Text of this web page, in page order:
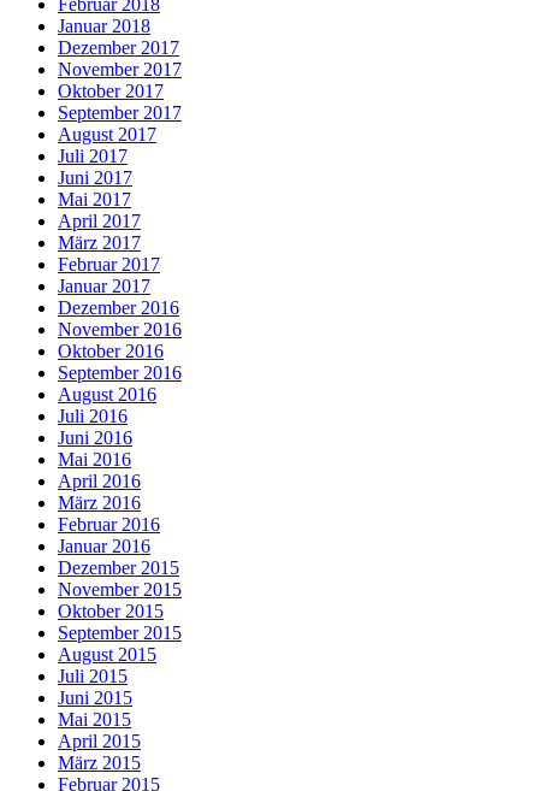
Februar 2018
Januar 2018
Dezember 2017
November 2017
Oktober 2017
September 2017
August 2017
Juli 2017
Juni 2017
Mai 2017
April 2017
März 2017
Februar 2017
Januar 2017
Dezember 2016
November 2016
Oktober 2016
September 2016
August 2016
Juli 2016
Juni 2016
Mai 2016
April 2016
März 2016
Februar 2016
Januar 2016
Dezember 2015
November 2015
Oktober 2015
September 2015
August 2015
Juli 2015
Juni 2015
Mai 2015
April 2015
März 2015
Februar 2015